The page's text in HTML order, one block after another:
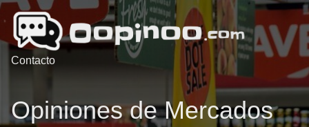
Contacto
Opiniones de Mercados